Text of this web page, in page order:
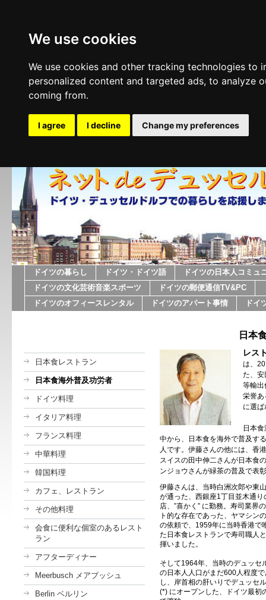
We use cookies
We use cookies and other tracking technologies
personalized content and targeted ads, to analyze
coming from.
I agree I decline Change my preferences
ドイツの暮らし ドイツ・ドイツ語
ドイツの日本人コミュ
ドイツの文化芸術音楽スポーツ
ドイツの郵便通信TV&PC
ドイツのオフィースレンタル
ドイツのアパート事情 ドイ
日本食レストラン
日本食海外普及功労者
ドイツ料理
イタリア料理
フランス料理
中華料理
韓国料理
カフェ、レストラン
その他料理
会食に便利な個室のあるレスト
ラン
アフターディナー
Meerbusch メアブッシュ
Berlin ベルリン
日本
レス
は、
た、安
等輸出
栄誉あ
に選
日本
中から、日本食を海外で普及す
人です。伊藤さんの他には、香
スイスの田中伸二さんが日本食
ンジョウさんが緑茶の普及で表
伊藤さんは、当時白洲次郎や東
が通った、西銀座1丁目並木通り
店、”喜かく” に勤務。寿司業界
ト的な存在であった、ヤマシン
の依頼で、1959年に当時香港で
た日本食レストランで寿司職人
揮いました。
そして1964年、当時のデュッセ
の日本人人口がまだ600人程度
し、岸首相の肝いりでデュッセ
(*) にオープンした、ドイツ最初